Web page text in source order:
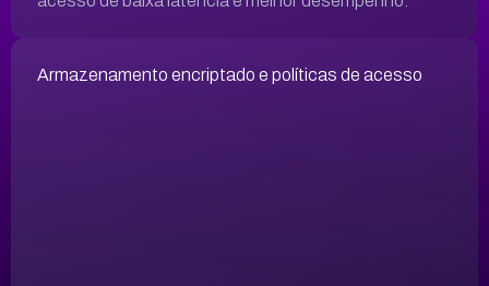
Armazenamento encriptado e políticas de acesso